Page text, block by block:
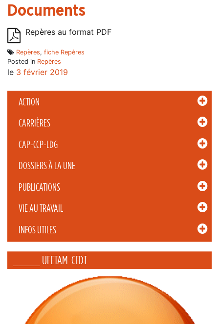
ACTION
CARRIÈRES
CAP-CCP-LDG
DOSSIERS À LA UNE
PUBLICATIONS
VIE AU TRAVAIL
INFOS UTILES
_____ UFETAM-CFDT
Documents
Repères au format PDF
Repères, fiche Repères
Posted in Repères
le 3 février 2019